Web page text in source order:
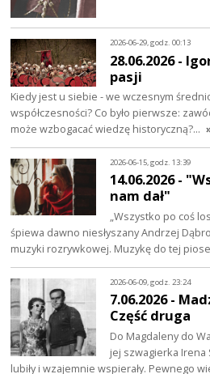
2026-06-29, godz. 00:13
28.06.2026 -
pasji
Kiedy jest u siebie - we wczesnym
współczesności? Co było pierwsze:
może wzbogacać wiedzę historyczną?…
2026-06-15, godz. 13:39
14.06.2026 -
nam dał"
„Wszystko po coś
śpiewa dawno niesłyszany Andrzej
muzyki rozrywkowej. Muzykę do tej
2026-06-09, godz. 23:24
7.06.2026 -
Część druga
Do Magdaleny do
jej szwagierka
lubiły i wzajemnie wspierały. Pewnego